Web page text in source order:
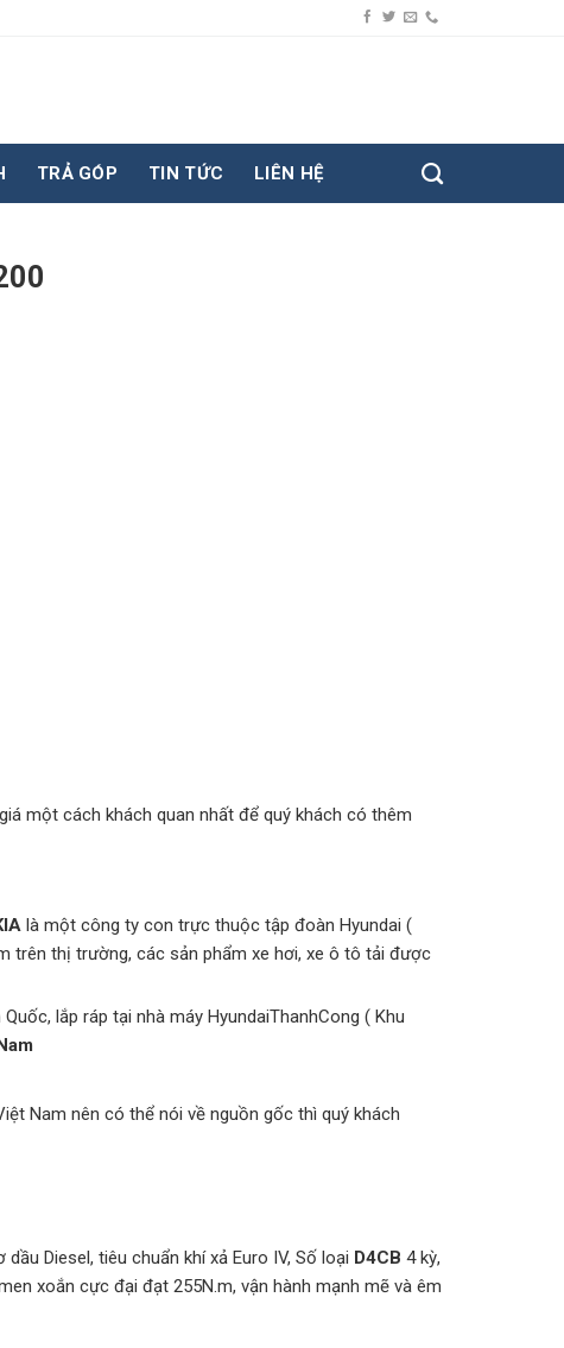
TRẢ GÓP TIN TỨC LIÊN HỆ
một cách khách quan nhất để quý khách có thêm
là một công ty con trực thuộc tập đoàn Hyundai (
trên thị trường, các sản phẩm xe hơi, xe ô tô tải được
lắp ráp tại nhà máy HyundaiThanhCong ( Khu
Nam nên có thể nói về nguồn gốc thì quý khách
Diesel, tiêu chuẩn khí xả Euro IV, Số loại D4CB 4 kỳ,
xoắn cực đại đạt 255N.m, vận hành mạnh mẽ và êm